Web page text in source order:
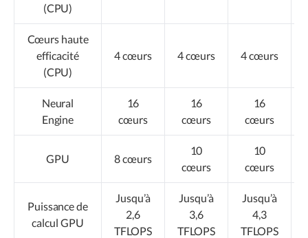
(CPU)
Cœurs haute
efficacité
(CPU)
4 cœurs 4 cœurs 4 cœurs
Neural
Engine
16
cœurs
16
cœurs
16
cœurs
GPU 8 cœurs
10
cœurs
10
cœurs
Puissance de
calcul GPU
Jusqu’à
2,6
TFLOPS
Jusqu’à
3,6
TFLOPS
Jusqu’à
4,3
TFLOPS